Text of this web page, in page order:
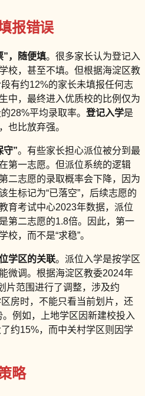
报错误
”，随便填。很多家长认为登记入
校，甚至不填。但根据海淀区教
有约12%的家长未填报任何志
中，最终进入优质校的比例仅为
28%平均录取率。 登记入学是
也比放弃强。
守”。有些家长担心派位被分到最
第一志愿。但派位系统的逻辑
二志愿的录取概率会下降，因为
生标记为“已落空”，后续志愿的
育考试中心2023年数据，派位
第二志愿的1.8倍。因此，第一
，而不是“求稳”。
学区的关联。派位入学是按学区
微调。根据海淀区教委2024年
片范围进行了调整，涉及约
房时，不能只看当前划片，还
例如，上地学区因新建校投入
约15%，而中关村学区则因学
略